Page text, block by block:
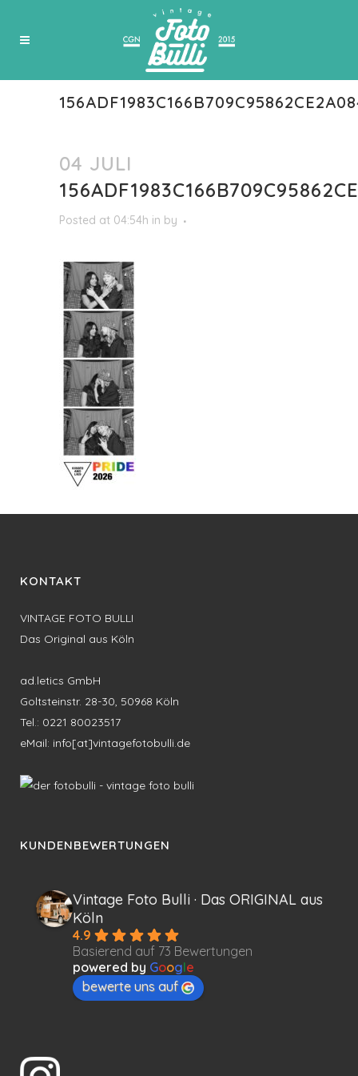
04 JULI
Posted at 04:54h in by
KONTAKT
VINTAGE FOTO BULLI
Das Original aus Köln
ad.letics GmbH
Goltsteinstr. 28-30, 50968 Köln
Tel.: 0221 80023517
eMail: info[at]vintagefotobulli.de
KUNDENBEWERTUNGEN
Vintage Foto Bulli · Das ORIGINAL aus
Köln
4.9
Basierend auf 73 Bewertungen
powered by Google
bewerte uns auf